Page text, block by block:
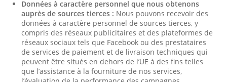
Données à caractère personnel que nous obtenons
auprès de sources tierces : Nous pouvons recevoir des
données à caractère personnel de sources tierces, y
compris des réseaux publicitaires et des plateformes de
réseaux sociaux tels que Facebook ou des prestataires
de services de paiement et de livraison techniques qui
peuvent être situés en dehors de l’UE à des fins telles
que l’assistance à la fourniture de nos services,